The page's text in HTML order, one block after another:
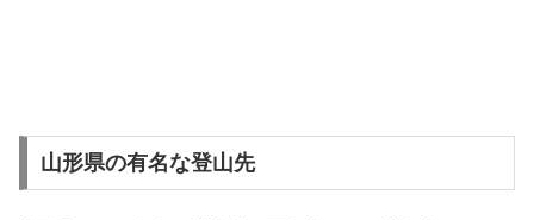
山形県の有名な登山先